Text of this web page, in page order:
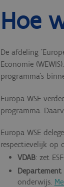
Hoe
De afdeling
Economie (WEWIS)
programma’s
Europa WSE
programma.
Europa WSE
respectievelijk op
VDAB: zet
onderwijs.